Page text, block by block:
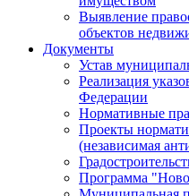
Выявление
объектов
Документы
Устав
Реализация
Федерации
Нормативные
Проекты
(независимая
Программа